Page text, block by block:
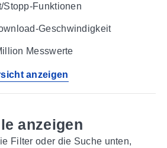
Stopp-Funktionen
Geschwindigkeit
Messwerte
anzeigen
anzeigen
Filter oder die Suche unten,